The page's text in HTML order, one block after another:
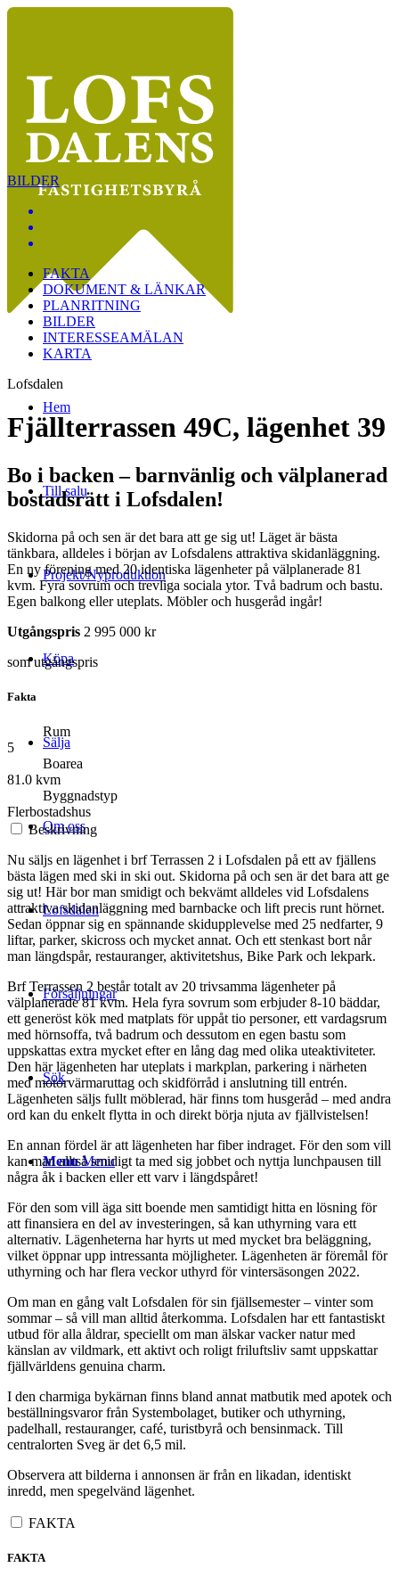
Hem
Till salu
Projekt/Nyproduktion
Köpa
Sälja
Om oss
Lofsdalen
Försäljningar
Sök
Menu Menu
BILDER
FAKTA
DOKUMENT & LÄNKAR
PLANRITNING
BILDER
INTERESSEAMÄLAN
KARTA
Lofsdalen
Fjällterrassen 49C, lägenhet 39
Bo i backen – barnvänlig och välplanerad
bostadsrätt i Lofsdalen!
Skidorna på och sen är det bara att ge sig ut! Läget är bästa
tänkbara, alldeles i början av Lofsdalens attraktiva skidanläggning.
En ny förening med 20 identiska lägenheter på välplanerade 81
kvm. Fyra sovrum och trevliga sociala ytor. Två badrum och bastu.
Egen balkong eller uteplats. Möbler och husgeråd ingår!
Utgångspris 2 995 000 kr
som utgångspris
Fakta
Rum
5
Boarea
81.0 kvm
Byggnadstyp
Flerbostadshus
Beskrivning
Nu säljs en lägenhet i brf Terrassen 2 i Lofsdalen på ett av fjällens
bästa lägen med ski in ski out. Skidorna på och sen är det bara att ge
sig ut! Här bor man smidigt och bekvämt alldeles vid Lofsdalens
attraktiva skidanläggning med barnbacke och lift precis runt hörnet.
Sedan öppnar sig en spännande skidupplevelse med 25 nedfarter, 9
liftar, parker, skicross och mycket annat. Och ett stenkast bort når
man längdspår, restauranger, aktivitetshus, Bike Park och lekpark.
Brf Terrassen 2 består totalt av 20 trivsamma lägenheter på
välplanerade 81 kvm. Hela fyra sovrum som erbjuder 8-10 bäddar,
ett generöst kök med matplats för uppåt tio personer, ett vardagsrum
med hörnsoffa, två badrum och dessutom en egen bastu som
uppskattas extra mycket efter en lång dag med olika uteaktiviteter.
Den här lägenheten har uteplats i markplan, parkering i närheten
med motorvärmaruttag och skidförråd i anslutning till entrén.
Lägenheten säljs fullt möblerad, här finns tom husgeråd – med andra
ord kan du enkelt flytta in och direkt börja njuta av fjällvistelsen!
En annan fördel är att lägenheten har fiber indraget. För den som vill
kan man alltså smidigt ta med sig jobbet och nyttja lunchpausen till
några åk i backen eller ett varv i längdspåret!
För den som vill äga sitt boende men samtidigt hitta en lösning för
att finansiera en del av investeringen, så kan uthyrning vara ett
alternativ. Lägenheterna har hyrts ut med mycket bra beläggning,
vilket öppnar upp intressanta möjligheter. Lägenheten är föremål för
uthyrning och har flera veckor uthyrd för vintersäsongen 2022.
Om man en gång valt Lofsdalen för sin fjällsemester – vinter som
sommar – så vill man alltid återkomma. Lofsdalen har ett fantastiskt
utbud för alla åldrar, speciellt om man älskar vacker natur med
känslan av vildmark, ett aktivt och roligt friluftsliv samt uppskattar
fjällvärldens genuina charm.
I den charmiga bykärnan finns bland annat matbutik med apotek och
beställningsvaror från Systembolaget, butiker och uthyrning,
padelhall, restauranger, café, turistbyrå och bensinmack. Till
centralorten Sveg är det 6,5 mil.
Observera att bilderna i annonsen är från en likadan, identiskt
inredd, men spegelvänd lägenhet.
FAKTA
FAKTA